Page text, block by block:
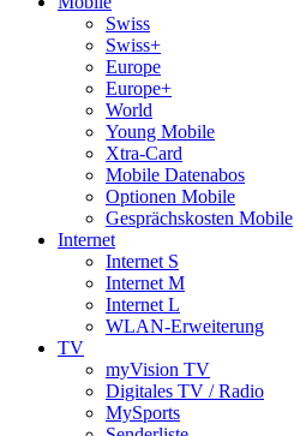
Swiss
Swiss+
Europe
Europe+
World
Young Mobile
Xtra-Card
Mobile Datenabos
Optionen Mobile
Gesprächskosten Mobile
Internet
Internet S
Internet M
Internet L
WLAN-Erweiterung
TV
myVision TV
Digitales TV / Radio
MySports